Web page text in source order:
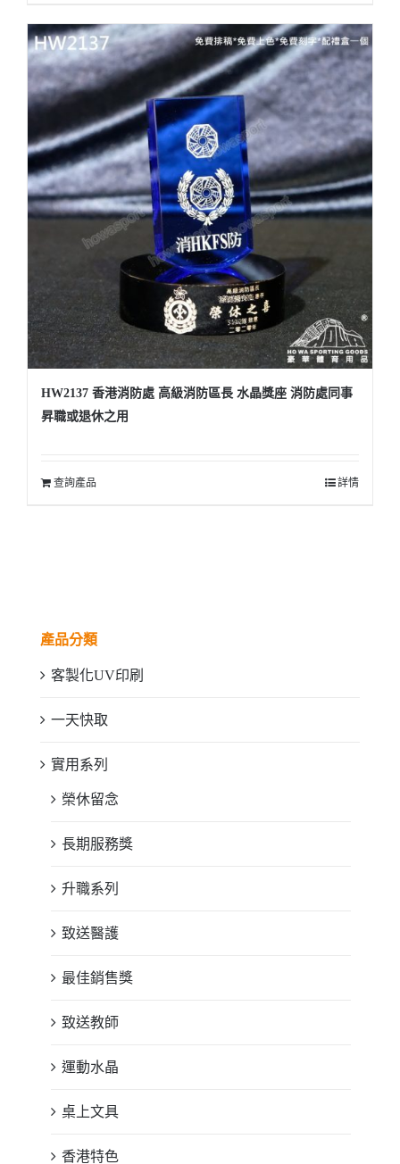
HW2137 香港消防處 高級消防區長 水晶獎座 消防處同事
昇職或退休之用
查詢產品 詳情
產品分類
客製化UV印刷
一天快取
實用系列
榮休留念
長期服務獎
升職系列
致送醫護
最佳銷售獎
致送教師
運動水晶
桌上文具
香港特色